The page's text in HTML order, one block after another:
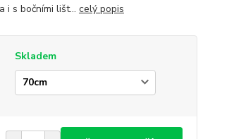
i s bočními lišt... celý popis
Skladem